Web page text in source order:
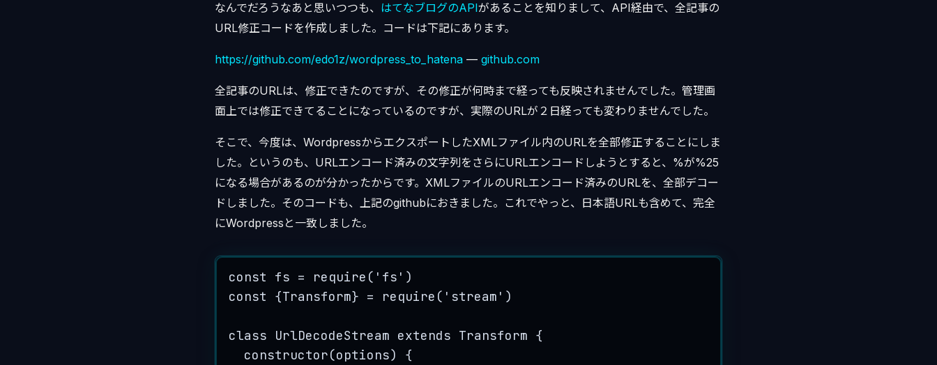
なんでだろうなあと思いつつも、 はてなブログのAPIがあることを知りまして、API経由で、全記事の
URL修正コードを作成しました。コードは下記にあります。
https://github.com/edo1z/wordpress_to_hatena — github.com
全記事のURLは、修正できたのですが、その修正が何時まで経っても反映されませんでした。管理画
面上では修正できてることになっているのですが、実際のURLが２日経っても変わりませんでした。
そこで、今度は、WordpressからエクスポートしたXMLファイル内のURLを全部修正することにしま
した。というのも、URLエンコード済みの文字列をさらにURLエンコードしようとすると、%が%25
になる場合があるのが分かったからです。XMLファイルのURLエンコード済みのURLを、全部デコー
ドしました。そのコードも、上記のgithubにおきました。これでやっと、日本語URLも含めて、完全
にWordpressと一致しました。
const fs = require ( ' fs ' )
const
{Transform} = require ( ' stream ' )
class UrlDecodeStream extends Transform {
constructor(options)
{